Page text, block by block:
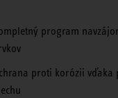
program
proti korózii vďaka